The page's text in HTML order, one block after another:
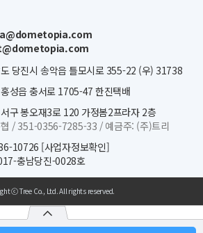
당진시 송악읍 틀모시로 355-22 (우) 31738
성읍 충서로 1705-47 한진택배
구 봉오재3로 120 가정봄2프라자 2층
/ 351-0356-7285-33 / 예금주: (주)트리
10726 [사업자정보확인]
충남당진-0028호
ⓒ Tree Co., Ltd. All rights reserved.